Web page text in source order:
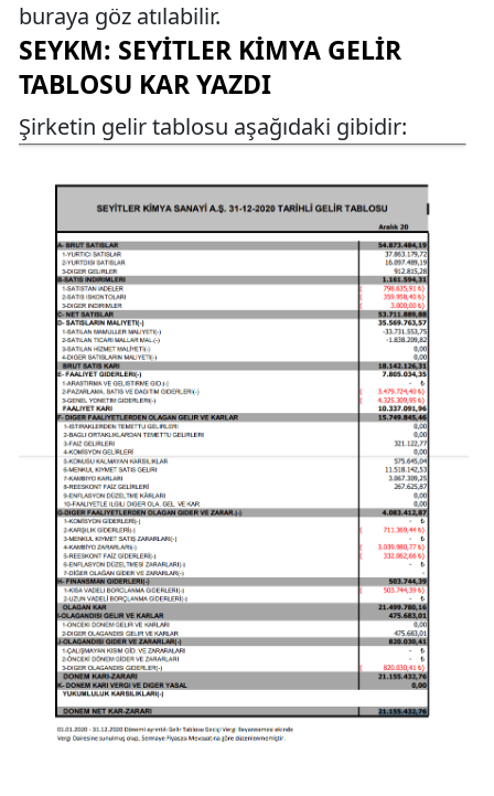
buraya göz atılabilir.
SEYKM: SEYITLER KIMYA GELIR
TABLOSU KAR YAZDI
Şirketin gelir tablosu aşağıdaki gibidir: